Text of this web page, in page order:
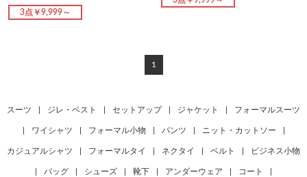
3点￥9,999～
1
スーツ ジレ・ベスト セットアップ ジャケット フォーマルスーツ
ワイシャツ フォーマル小物 パンツ ニット・カットソー
カジュアルシャツ フォーマルタイ ネクタイ ベルト ビジネス小物
バッグ シューズ 靴下 アンダーウェア コート